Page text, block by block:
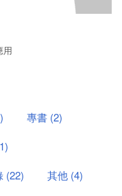
用
) 專書 (2)
)
(22) 其他 (4)